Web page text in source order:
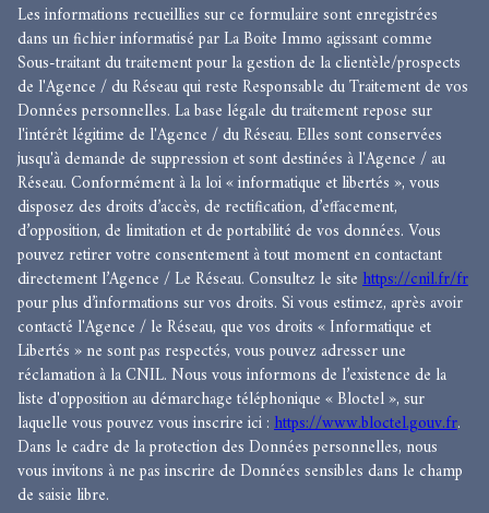
Les informations recueillies sur ce formulaire sont enregistrées
dans un fichier informatisé par La Boite Immo agissant comme
Sous-traitant du traitement pour la gestion de la clientèle/prospects
de l'Agence / du Réseau qui reste Responsable du Traitement de vos
Données personnelles. La base légale du traitement repose sur
l'intérêt légitime de l'Agence / du Réseau. Elles sont conservées
jusqu'à demande de suppression et sont destinées à l'Agence / au
Réseau. Conformément à la loi « informatique et libertés », vous
disposez des droits d’accès, de rectification, d’effacement,
d’opposition, de limitation et de portabilité de vos données. Vous
pouvez retirer votre consentement à tout moment en contactant
directement l’Agence / Le Réseau. Consultez le sitehttps://cnil.fr/fr
pour plus d’informations sur vos droits. Si vous estimez, après avoir
contacté l'Agence / le Réseau, que vos droits « Informatique et
Libertés » ne sont pas respectés, vous pouvez adresser une
réclamation à la CNIL. Nous vous informons de l’existence de la
liste d'opposition au démarchage téléphonique « Bloctel », sur
laquelle vous pouvez vous inscrire ici :https://www.bloctel.gouv.fr.
Dans le cadre de la protection des Données personnelles, nous
vous invitons à ne pas inscrire de Données sensibles dans le champ
de saisie libre.